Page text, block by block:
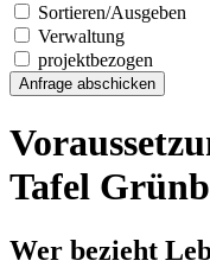
Sortieren/Ausgeben
Verwaltung
projektbezogen
Anfrage abschicken
Tafel
Wer bezieht